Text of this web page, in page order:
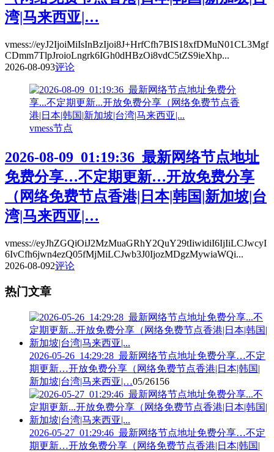
湾|马来西亚|…
vmess://eyJ2IjoiMiIsInBzIjoi8J+HrfCfh7BIS18xfDMuN01CL3Mgf
CDmm7TlpJroioLngrk6IGh0dHBzOi8vdC5tZS9ieXhp...
2026-08-093评论
vmess节点
2026-08-09_01:19:36_最新网络节点地址
免费分享…不定期更新…开放免费分享
（网络免费节点香港|日本|韩国|新加坡|台
湾|马来西亚|…
vmess://eyJhZGQiOiJ2MzMuaGRhY2QuY29tIiwidiI6IjIiLCJwcyI
6IvCfh6jwn4ezQ05fMjMiLCJwb3J0IjozMDgzMywiaWQi...
2026-08-092评论
热门文章
2026-05-26_14:29:28_最新网络节点地址免费分享…不定
期更新…开放免费分享（网络免费节点香港|日本|韩国|
新加坡|台湾|马来西亚|…05/26156
2026-05-27_01:29:46_最新网络节点地址免费分享…不定
期更新…开放免费分享（网络免费节点香港|日本|韩国|